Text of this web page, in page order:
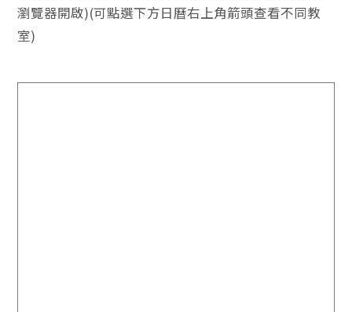
瀏覽器開啟)(可點選下方日曆右上角箭頭查看不同教
室)